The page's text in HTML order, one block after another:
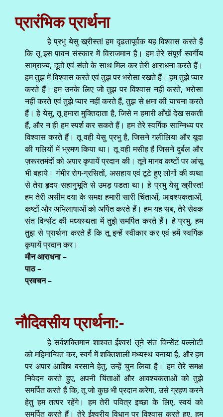
प्रारंभिक प्रार्थना
हे प्रभु येसु ख्रीस्त! हम दृढतापूर्वक यह विश्वास करते हैं
कि तू इस पावन संस्कार में विराजमान है। हम तेरे संपूर्ण स्वर्गीय
साम्राज्य, दूतों एवं संतो के साथ मिल कर तेरी आराधना करते हैं।
हम तुझ में विश्वास करते एवं तुझ पर भरोसा रखते हैं। हम तुझे प्यार
करते हैं। हम उनके लिए जो तुझ पर विश्वास नहीं करते, भरोसा
नहीं करते एवं तुझे प्यार नहीं करते हैं, तुझ से क्षमा की याचना करते
हैं। हे येसु, तू हमारा मुक्तिदाता है, जिसे न हमारी आँखें देख सकती
हैं, और न ही हम स्पर्श कर सकते हैं। हम तेरे स्वर्गिक सान्निध्य पर
विश्वास करते हैं। तू वही येसु प्रभु है, जिसने गलीलिया और यूदा
की गलियों में भ्रमण किया था। तू वही मसीह है जिसने दुर्बल और
ज़रूरतमंदों को अपार कृपायें प्रदान की। तूने मानव कष्टों पर आंसू
भी बहाये। गंभीर रोग-ग्रसितों, असहाय एवं टूटे हुए लोगों की व्यथा
से तेरा हृदय सहानुभूति से उमड़ पडता था। हे प्रभु येसु ख्रीस्त!
हम तेरी असीम दया के समक्ष हमारी सारी चिंताओं, आवश्यकताओं,
कष्टों और अभिलाषाओं को अर्पित करते हैं। हम यह सब, तेरे सेवक
संत विन्सेंट की मध्यस्थता में तुझे समर्पित करते हैं। हे प्रभु, हम
तुझ से प्रार्थना करते हैं कि तू इन्हें स्वीकार कर एवं हमें स्वर्गिक
कृपायें प्रदान कर।
मौन आराधना –
पाठ –
प्रवचन –
नौदिवसीय प्रार्थना:-
हे सर्वशक्तिमान शाश्वत ईश्वर! तूने संत विन्सेंट पल्लोटी
को महिमान्वित कर, स्वर्ग में शक्तिशाली मध्यस्थ बनाया है, और हम
पर अपार आशिष बरसाने हेतु, उन्हें चुन लिया है। हम तेरे समक्ष
निवेदन करते हुए, अपनी चिंताओं और आवश्यकताओं को तुझे
समर्पित करते हैं कि, तू जो कुछ भी प्रदान करेगा, उसे ग्रहण करने
हेतु हम तत्पर रहेंगे। हम तेरी पवित्र इच्छा के लिए, स्वयं को
समर्पित करते हैं। तेरे ईश्वरीय विधान पर विश्वास करते हुए, हम